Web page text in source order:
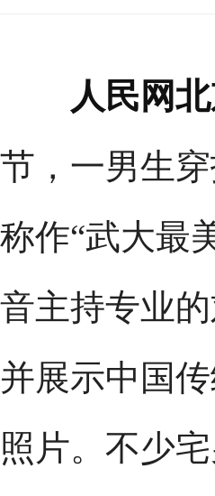
人民网
节，一男生
称作“武大最
音主持专业
并展示中国
照片。不少